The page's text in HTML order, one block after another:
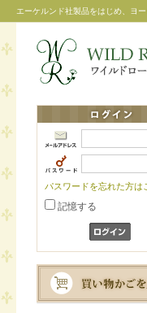
エーケルンド社製品をはじめ、ヨ
パスワードを忘れた方は
記憶する